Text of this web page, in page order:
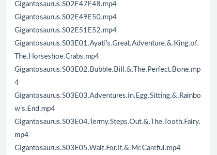
Gigantosaurus.S02E47E48.mp4
Gigantosaurus.S02E49E50.mp4
Gigantosaurus.S02E51E52.mp4
Gigantosaurus.S03E01.Ayati’s.Great.Adventure.&.King.of.
The.Horseshoe.Crabs.mp4
Gigantosaurus.S03E02.Bubble.Bill.&.The.Perfect.Bone.mp
4
Gigantosaurus.S03E03.Adventures.in.Egg.Sitting.&.Rainbo
w’s.End.mp4
Gigantosaurus.S03E04.Termy.Steps.Out.&.The.Tooth.Fairy.
mp4
Gigantosaurus.S03E05.Wait.For.It.&.Mr.Careful.mp4